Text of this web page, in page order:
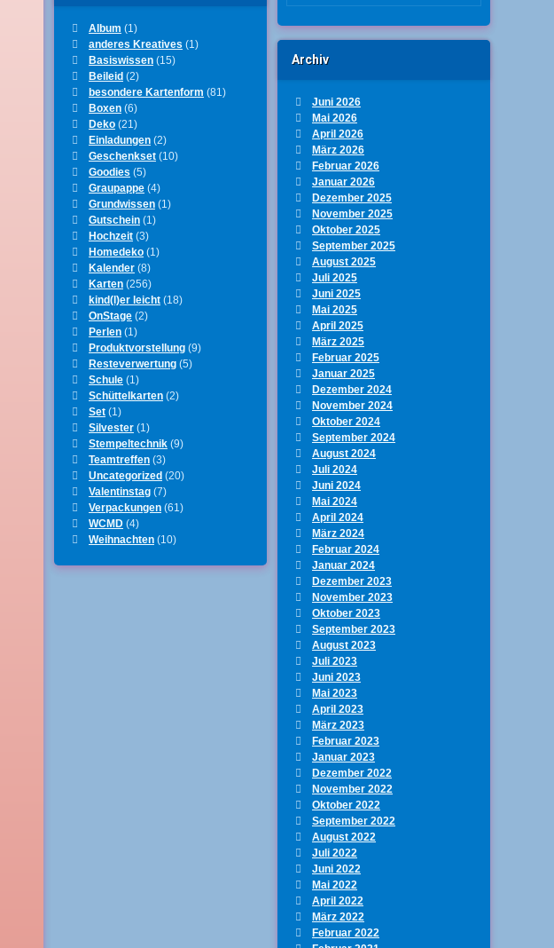
Album (1)
anderes Kreatives (1)
Basiswissen(15)
Beileid(2)
besondere Kartenform (81)
Boxen(6)
Deko(21)
Einladungen(2)
Geschenkset(10)
Goodies (5)
Graupappe(4)
Grundwissen(1)
Gutschein(1)
Hochzeit(3)
Homedeko(1)
Kalender(8)
Karten(256)
kind(l)er leicht(18)
OnStage(2)
Perlen(1)
Produktvorstellung(9)
Resteverwertung(5)
Schule(1)
Schüttelkarten(2)
Set(1)
Silvester(1)
Stempeltechnik(9)
Teamtreffen(3)
Uncategorized(20)
Valentinstag(7)
Verpackungen(61)
WCMD(4)
Weihnachten(10)
Archiv
Juni 2026
Mai 2026
April 2026
März 2026
Februar 2026
Januar 2026
Dezember 2025
November 2025
Oktober 2025
September 2025
August 2025
Juli 2025
Juni 2025
Mai 2025
April 2025
März 2025
Februar 2025
Januar 2025
Dezember 2024
November 2024
Oktober 2024
September 2024
August 2024
Juli 2024
Juni 2024
Mai 2024
April 2024
März 2024
Februar 2024
Januar 2024
Dezember 2023
November 2023
Oktober 2023
September 2023
August 2023
Juli 2023
Juni 2023
Mai 2023
April 2023
März 2023
Februar 2023
Januar 2023
Dezember 2022
November 2022
Oktober 2022
September 2022
August 2022
Juli 2022
Juni 2022
Mai 2022
April 2022
März 2022
Februar 2022